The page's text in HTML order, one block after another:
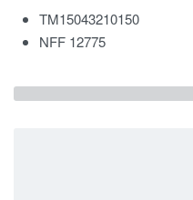
TM15043210150
NFF 12775